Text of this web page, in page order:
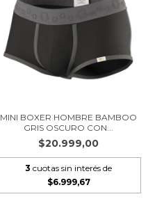
MINI BOXER HOMBRE BAMBOO
GRIS OSCURO CON...
$20.999,00
3 cuotas sin interés de
$6.999,67